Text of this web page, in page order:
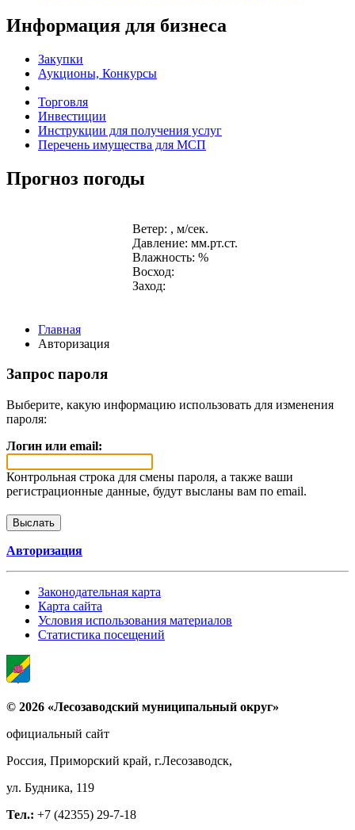
Информация для бизнеса
Закупки
Аукционы, Конкурсы
Торговля
Инвестиции
Инструкции для получения услуг
Перечень имущества для МСП
Прогноз погоды
Ветер: , м/сек.
Давление: мм.рт.ст.
Влажность: %
Восход:
Заход:
Главная
Авторизация
Запрос пароля
Выберите, какую информацию использовать для изменения
пароля:
Логин или email:
Контрольная строка для смены пароля, а также ваши
регистрационные данные, будут высланы вам по email.
Авторизация
Законодательная карта
Карта сайта
Условия использования материалов
Статистика посещений
© 2026 «Лесозаводский муниципальный округ»
официальный сайт
Россия, Приморский край, г.Лесозаводск,
ул. Будника, 119
Тел.: +7 (42355) 29-7-18